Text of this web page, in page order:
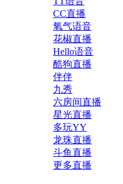
CC直播
氧气语音
花椒直播
Hello语音
酷狗直播
伴伴
九秀
六房间直播
星光直播
多玩YY
龙珠直播
斗鱼直播
更多直播